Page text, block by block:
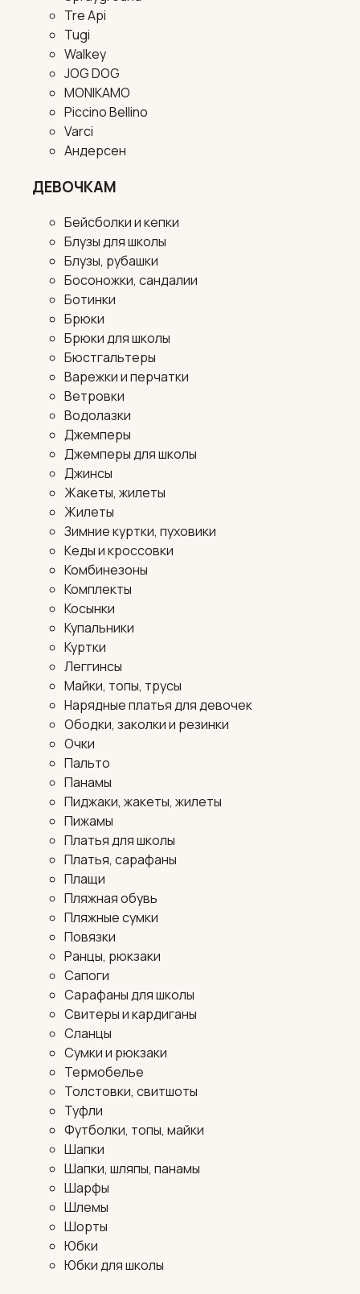
Tre Api
Tugi
Walkey
JOG DOG
MONIKAMO
Piccino Bellino
Varci
Андерсен
ДЕВОЧКАМ
Бейсболки и кепки
Блузы для школы
Блузы, рубашки
Босоножки, сандалии
Ботинки
Брюки
Брюки для школы
Бюстгальтеры
Варежки и перчатки
Ветровки
Водолазки
Джемперы
Джемперы для школы
Джинсы
Жакеты, жилеты
Жилеты
Зимние куртки, пуховики
Кеды и кроссовки
Комбинезоны
Комплекты
Косынки
Купальники
Куртки
Леггинсы
Майки, топы, трусы
Нарядные платья для девочек
Ободки, заколки и резинки
Очки
Пальто
Панамы
Пиджаки, жакеты, жилеты
Пижамы
Платья для школы
Платья, сарафаны
Плащи
Пляжная обувь
Пляжные сумки
Повязки
Ранцы, рюкзаки
Сапоги
Сарафаны для школы
Свитеры и кардиганы
Сланцы
Сумки и рюкзаки
Термобелье
Толстовки, свитшоты
Туфли
Футболки, топы, майки
Шапки
Шапки, шляпы, панамы
Шарфы
Шлемы
Шорты
Юбки
Юбки для школы